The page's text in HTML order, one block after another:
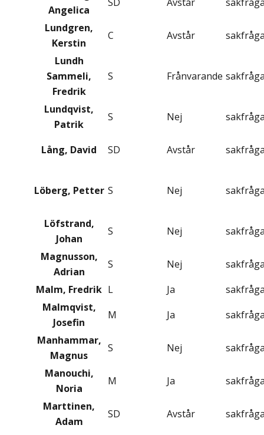
Angelica
Lundgren,
Kerstin
C Avstår
Lundh
Sammeli,
Fredrik
S Frånvarande
Lundqvist,
Patrik
S Nej
Lång, David SD Avstår
Löberg, Petter S Nej
Löfstrand,
Johan
S Nej
Magnusson,
Adrian
S Nej
Malm, Fredrik L Ja
Malmqvist,
Josefin
M Ja
Manhammar,
Magnus
S Nej
Manouchi,
Noria
M Ja
Marttinen,
Adam
SD Avstår